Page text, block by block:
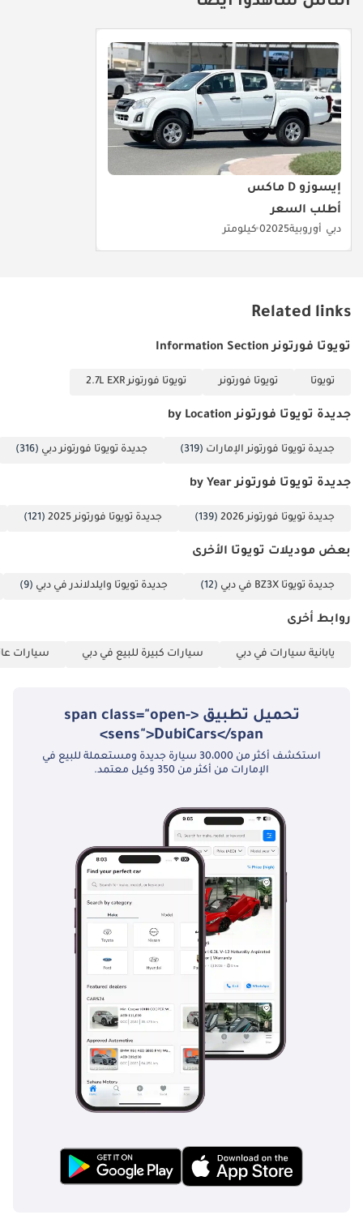
إيسوزو D ماكس
أطلب السعر
دبي أوروبية20250 كيلومتر
Related links
تويوتا فورتونر Information Section
تويوتا تويوتا فورتونر تويوتا فورتونر 2.7L EXR
جديدة تويوتا فورتونر by Location
جديدة تويوتا فورتونر الإمارات (319) جديدة تويوتا فورتونر دبي (316)
جديدة تويوتا فورتونر by Year
جديدة تويوتا فورتونر 2026 (139) جديدة تويوتا فورتونر 2025 (121)
بعض موديلات تويوتا الأخرى
جديدة تويوتا BZ3X في دبي (12) جديدة تويوتا وايلدلاندر في دبي (9)
روابط أخرى
يابانية سيارات في دبي سيارات كبيرة للبيع في دبي سيارات
تحميل تطبيق <span class="open-
sens">DubiCars</span>
استكشف أكثر من 30،000 سيارة جديدة ومستعملة للبيع في
الإمارات من أكثر من 350 وكيل معتمد.